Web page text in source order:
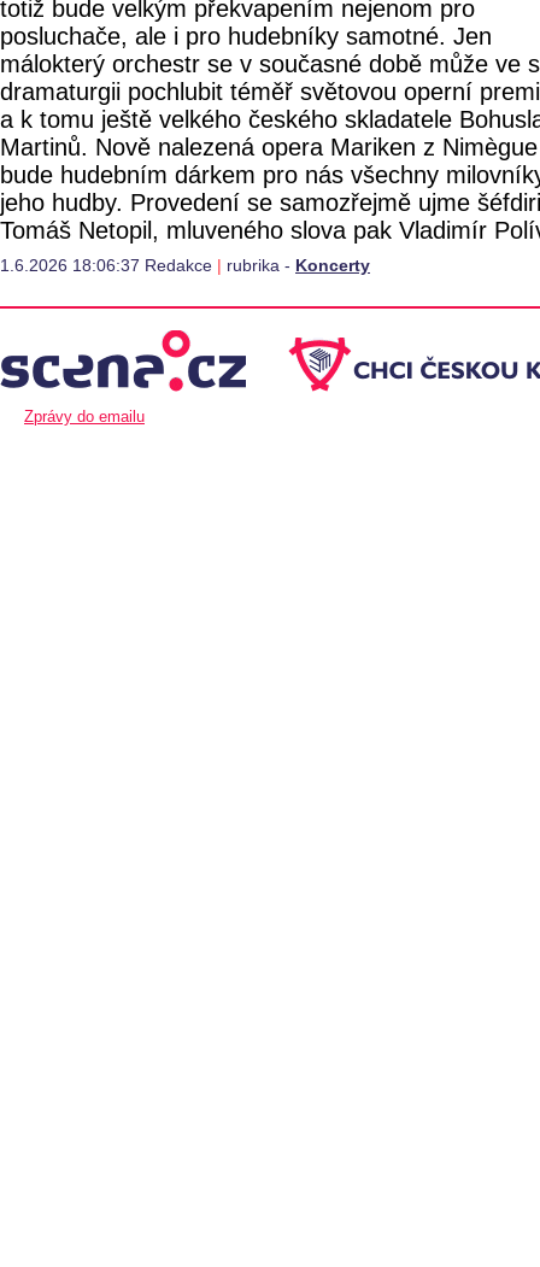
totiž bude velkým překvapením nejenom pro
posluchače, ale i pro hudebníky samotné. Jen
málokterý orchestr se v současné době může ve
dramaturgii pochlubit téměř světovou operní
a k tomu ještě velkého českého skladatele
Martinů. Nově nalezená opera Mariken z Nimègue
bude hudebním dárkem pro nás všechny
jeho hudby. Provedení se samozřejmě ujme
Tomáš Netopil, mluveného slova pak Vladimír
1.6.2026 18:06:37 Redakce | rubrika - Koncerty
Zprávy do emailu